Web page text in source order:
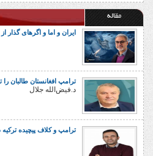
مقاله
ایران و اما و اگرهای گذار
ترامپ افغانستان طالبان
د.فیض‌الله جلال
ترامپ و کلاف پیچیده ترکیه